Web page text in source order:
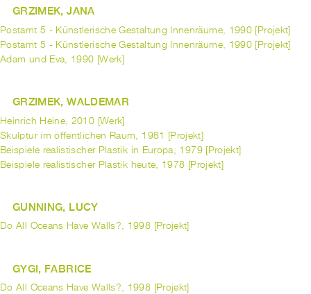
GRZIMEK, JANA
Postamt 5 - Künstlerische Gestaltung Innenräume, 1990 [Projekt]
Postamt 5 - Künstlerische Gestaltung Innenräume, 1990 [Projekt]
Adam und Eva, 1990 [Werk]
GRZIMEK, WALDEMAR
Heinrich Heine, 2010 [Werk]
Skulptur im öffentlichen Raum, 1981 [Projekt]
Beispiele realistischer Plastik in Europa, 1979 [Projekt]
Beispiele realistischer Plastik heute, 1978 [Projekt]
GUNNING, LUCY
Do All Oceans Have Walls?, 1998 [Projekt]
GYGI, FABRICE
Do All Oceans Have Walls?, 1998 [Projekt]